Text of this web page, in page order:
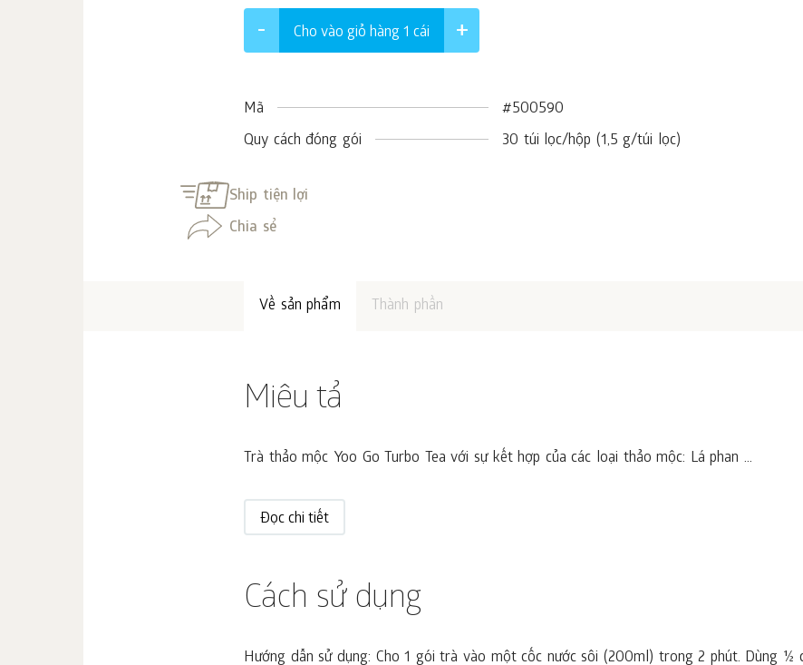
Cho vào giỏ hàng 1cái
Mã
#500590
Quy cách đóng gói
30 túi lọc/hộp (1,5 g/túi lọc)
Ship tiện lợi
Chia sẻ
Về sản phẩm Thành phần
Miêu tả
Trà thảo mộc Yoo Go Turbo Tea với sự kết hợp của các loại thảo mộc: Lá phan ...
Đọc chi tiết
Cách sử dụng
Hướng dẫn sử dụng: Cho 1 gói trà vào một cốc nước sôi (200ml) trong 2 phút. Dùng ½